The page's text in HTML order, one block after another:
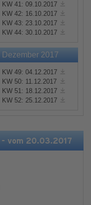
KW 41: 09.10.2017
KW 42: 16.10.2017
KW 43: 23.10.2017
KW 44: 30.10.2017
Dezember 2017
KW 49: 04.12.2017
KW 50: 11.12.2017
KW 51: 18.12.2017
KW 52: 25.12.2017
- vom 20.03.2017